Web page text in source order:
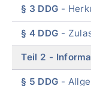
§ 3 DDG
§ 4 DDG
Teil 2
§ 5 DDG